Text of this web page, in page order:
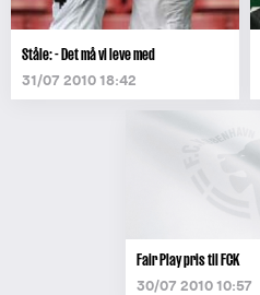
Ståle: - Det må vi leve med
31/07 2010 18:42
Fair Play pris til FCK
30/07 2010 10:57